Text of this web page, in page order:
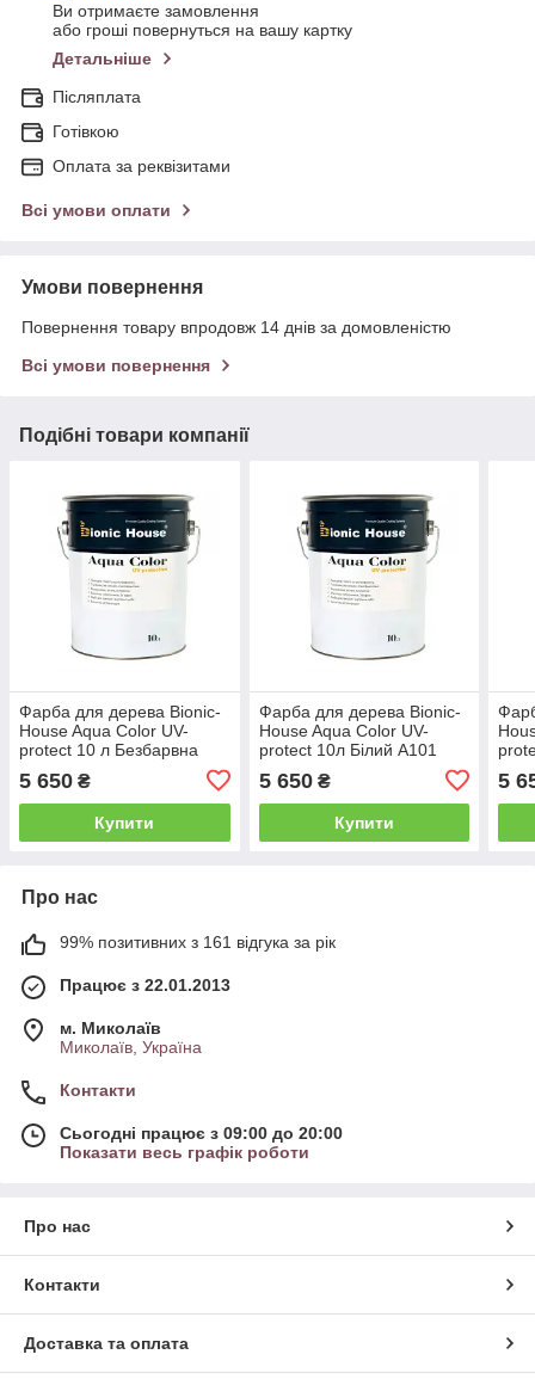
Ви отримаєте замовлення
або гроші повернуться на вашу картку
Детальніше
Післяплата
Готівкою
Оплата за реквізитами
Всі умови оплати
Умови повернення
Повернення товару впродовж 14 днів за домовленістю
Всі умови повернення
Подібні товари компанії
Фарба для дерева Bionic-
House Aqua Color UV-
protect 10 л Безбарвна
5 650 ₴
Купити
Фарба для дерева Bionic-
House Aqua Color UV-
protect 10л Білий А101
5 650₴
Купити
5
Про нас
99% позитивних з 161 відгука за рік
Працює з 22.01.2013
м. Миколаїв
Миколаїв, Україна
Контакти
Сьогодні працює з 09:00 до 20:00
Показати весь графік роботи
Про нас
Контакти
Доставка та оплата